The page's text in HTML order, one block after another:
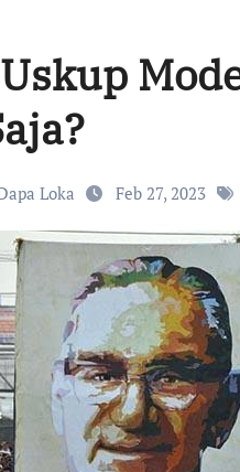
Loka Feb 27, 2023